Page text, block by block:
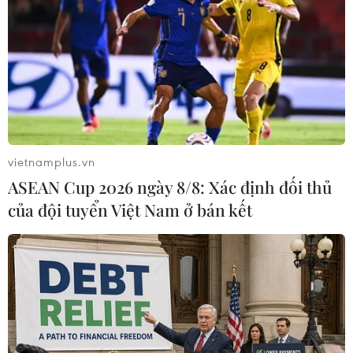
Bắc 1 (Nord Stream 1) đang trong quá trình bảo dưỡng ở
Canada được trả lại.
Lượng khí đốt của Nga qua Ukraine trong
vietnamplus.vn
ASEAN Cup 2026 ngày 8/8: Xác định đối thủ
của đội tuyển Việt Nam ở bán kết